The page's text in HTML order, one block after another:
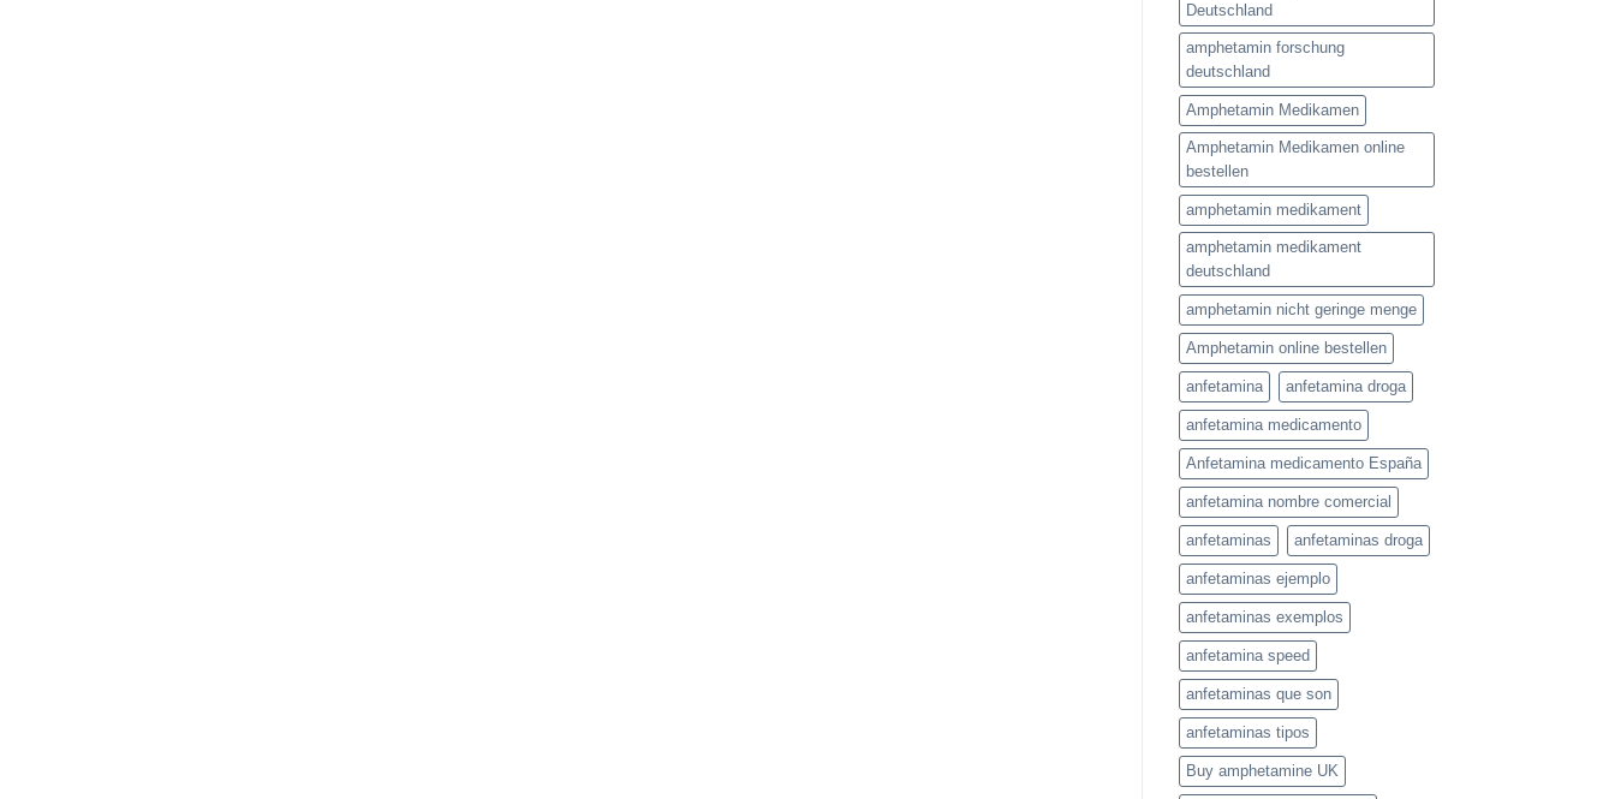
Deutschland
amphetamin forschung
deutschland
Amphetamin Medikamen
Amphetamin Medikamen online
bestellen
amphetamin medikament
amphetamin medikament
deutschland
amphetamin nicht geringe menge
Amphetamin online bestellen
anfetamina anfetamina droga
anfetamina medicamento
Anfetamina medicamento España
anfetamina nombre comercial
anfetaminas anfetaminas droga
anfetaminas ejemplo
anfetaminas exemplos
anfetamina speed
anfetaminas que son
anfetaminas tipos
Buy amphetamine UK